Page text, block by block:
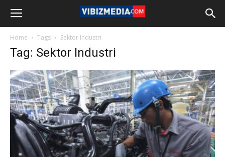
Home Tags Sektor Industri
Tag: Sektor Industri